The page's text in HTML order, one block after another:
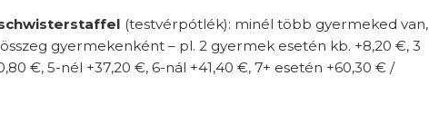
(testvérpótlék): minél több gyermeked van,
gyermekenként – pl. 2 gyermek esetén kb. +8,20 €, 3
€, 5-nél +37,20 €, 6-nál +41,40 €, 7+ esetén +60,30 € /